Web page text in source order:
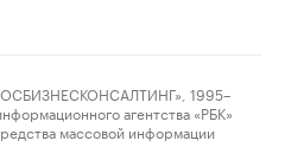
1995–
агентства «РБК»
массовой информации